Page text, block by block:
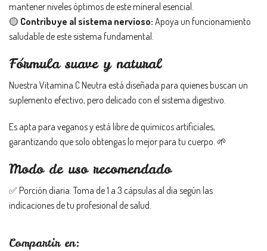
mantener niveles óptimos de este mineral esencial.
🟡 Contribuye al sistema nervioso: Apoya un funcionamiento
saludable de este sistema fundamental.
Fórmula suave y natural
Nuestra Vitamina C Neutra está diseñada para quienes buscan un
suplemento efectivo, pero delicado con el sistema digestivo.
Es apta para veganos y está libre de químicos artificiales,
garantizando que solo obtengas lo mejor para tu cuerpo. 🌱
Modo de uso recomendado
✅ Porción diaria: Toma de 1 a 3 cápsulas al día según las
indicaciones de tu profesional de salud.
Compartir en: